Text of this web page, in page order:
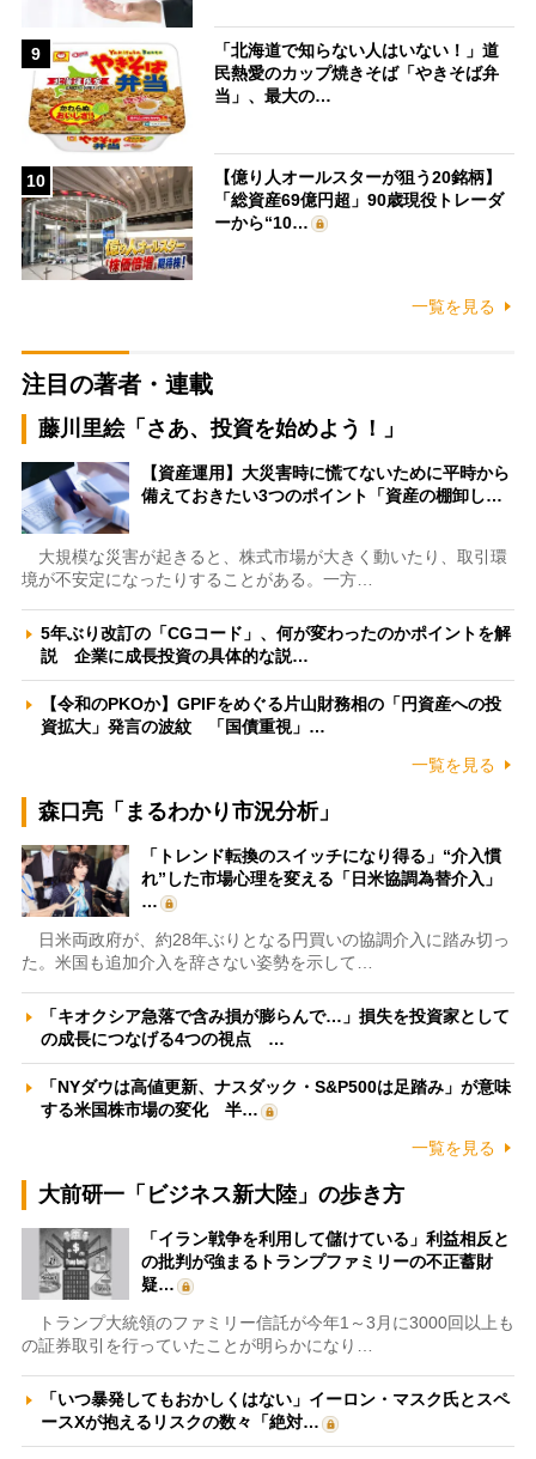
9
「北海道で知らない人はいない！」道
民熱愛のカップ焼きそば「やきそば弁
当」、最大の…
10
【億り人オールスターが狙う20銘柄】
「総資産69億円超」90歳現役トレーダ
ーから“10…
一覧を見る
注目の著者・連載
藤川里絵「さあ、投資を始めよう！」
【資産運用】大災害時に慌てないために平時から
備えておきたい3つのポイント「資産の棚卸し…
大規模な災害が起きると、株式市場が大きく動いたり、取引環
境が不安定になったりすることがある。一方…
5年ぶり改訂の「CGコード」、何が変わったのかポイントを解
説 企業に成長投資の具体的な説…
【令和のPKOか】GPIFをめぐる片山財務相の「円資産への投
資拡大」発言の波紋 「国債重視」…
一覧を見る
森口亮「まるわかり市況分析」
「トレンド転換のスイッチになり得る」“介入慣
れ”した市場心理を変える「日米協調為替介入」
…
日米両政府が、約28年ぶりとなる円買いの協調介入に踏み切っ
た。米国も追加介入を辞さない姿勢を示して…
「キオクシア急落で含み損が膨らんで…」損失を投資家として
の成長につなげる4つの視点 …
「NYダウは高値更新、ナスダック・S&P500は足踏み」が意味
する米国株市場の変化 半…
一覧を見る
大前研一「ビジネス新大陸」の歩き方
「イラン戦争を利用して儲けている」利益相反と
の批判が強まるトランプファミリーの不正蓄財
疑…
トランプ大統領のファミリー信託が今年1～3月に3000回以上も
の証券取引を行っていたことが明らかになり…
「いつ暴発してもおかしくはない」イーロン・マスク氏とスペ
ースXが抱えるリスクの数々「絶対…